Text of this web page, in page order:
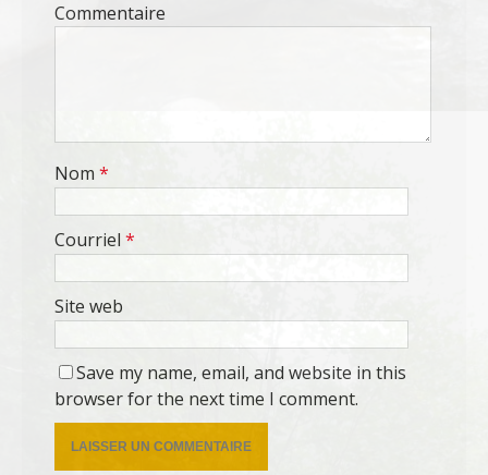
Commentaire
Nom *
Courriel *
Site web
Save my name, email, and website in this
browser for the next time I comment.